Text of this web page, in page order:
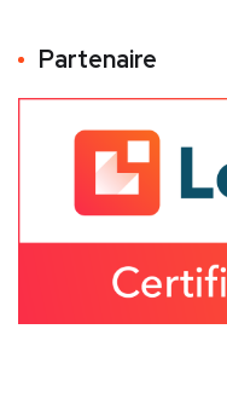
Partenaire